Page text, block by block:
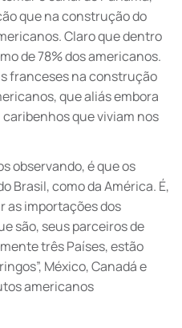
que na construção do
Claro que dentro
de 78% dos americanos.
franceses na construção
que aliás embora
que viviam nos
observando, é que os
Brasil, como da América. É,
as importações dos
são, seus parceiros de
três Países, estão
México, Canadá e
americanos